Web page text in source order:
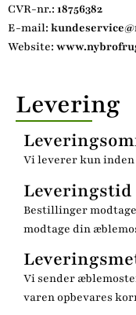
CVR-nr.: 18756382
E-mail:
Website:
Levering
Vi leverer kun
Leveringstid
Bestillinger
modtage din
Vi sender
varen opbevares